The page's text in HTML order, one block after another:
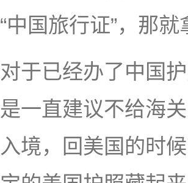
“中国旅行证”，那
对于已经办了中国
是一直建议不给海
入境，回美国的时